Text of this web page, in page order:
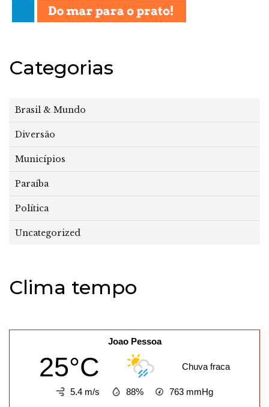
Categorias
Brasil & Mundo
Diversão
Municípios
Paraíba
Política
Uncategorized
Clima tempo
Joao Pessoa
25°C Chuva fraca
5.4 m/s 88% 763 mmHg